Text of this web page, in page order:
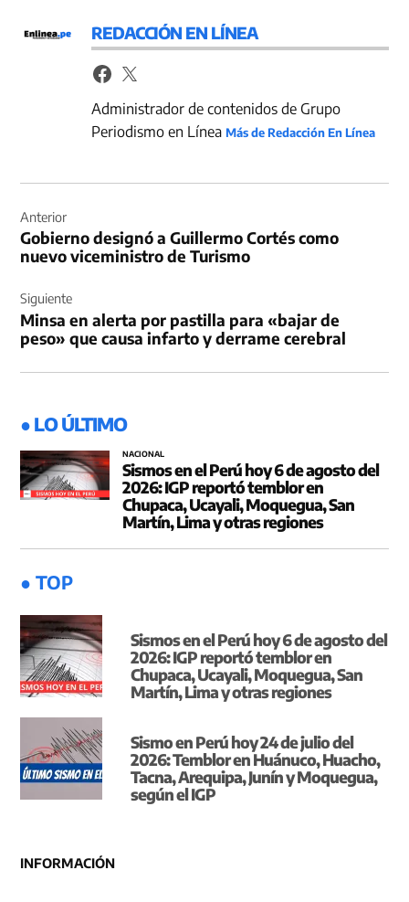
REDACCIÓN EN LÍNEA
Administrador de contenidos de Grupo
Periodismo en LíneaMás de Redacción En Línea
de
entradas
Anterior
Gobierno designó a Guillermo Cortés como
nuevo viceministro de Turismo
Siguiente
Minsa en alerta por pastilla para «bajar de
peso» que causa infarto y derrame cerebral
● LO ÚLTIMO
NACIONAL
Sismos en el Perú hoy 6 de agosto del
2026: IGP reportó temblor en
Chupaca, Ucayali, Moquegua, San
Martín, Lima y otras regiones
● TOP
Sismos en el Perú hoy 6 de agosto del
2026: IGP reportó temblor en
Chupaca, Ucayali, Moquegua, San
Martín, Lima y otras regiones
Sismo en Perú hoy 24 de julio del
2026: Temblor en Huánuco, Huacho,
Tacna, Arequipa, Junín y Moquegua,
según el IGP
INFORMACIÓN